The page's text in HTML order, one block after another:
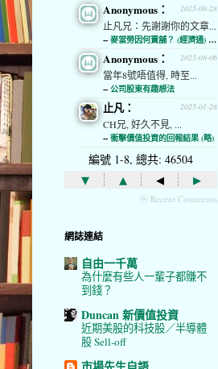
2025-08-28
Anonymous：
止凡兄：先謝謝你的文章...
-- 麥當勞因何賣舖？ (經濟通) (略)
2025-08-06
Anonymous：
當年8號唔值得, 時至...
-- 公司股東有趣想法
2025-01-28
止凡：
CH兄, 好久不見, ...
-- 衝擊價值投資的回報結果 (略)
編號 1-8, 總共: 46504
▾ ▴ ◂ ▸
ⓦ Recent Comments
網誌連結
自由一千萬
為什麼有些人一輩子都賺不
到錢？
Duncan 新價值投資
近期美股的科技股／半導體
股 Sell-off